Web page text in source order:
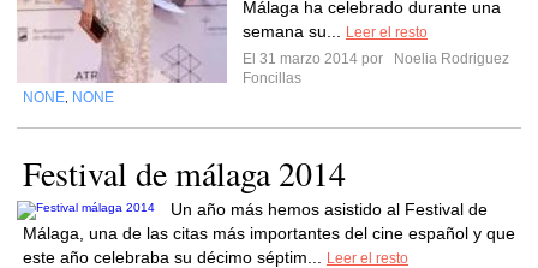
Málaga ha celebrado durante una
semana su...
Leer el resto
El 31 marzo 2014 por
Noelia Rodriguez
Foncillas
NONE NONE
Festival de málaga 2014
Un año más hemos asistido al Festival de
Málaga, una de las citas más importantes del cine español y que
este año celebraba su décimo séptim...
Leer el resto